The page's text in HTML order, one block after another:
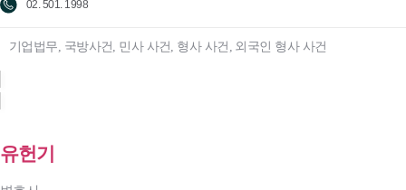
02. 501. 1998
기업법무, 국방사건, 민사 사건, 형사 사건, 외국인 형사 사건
유헌기